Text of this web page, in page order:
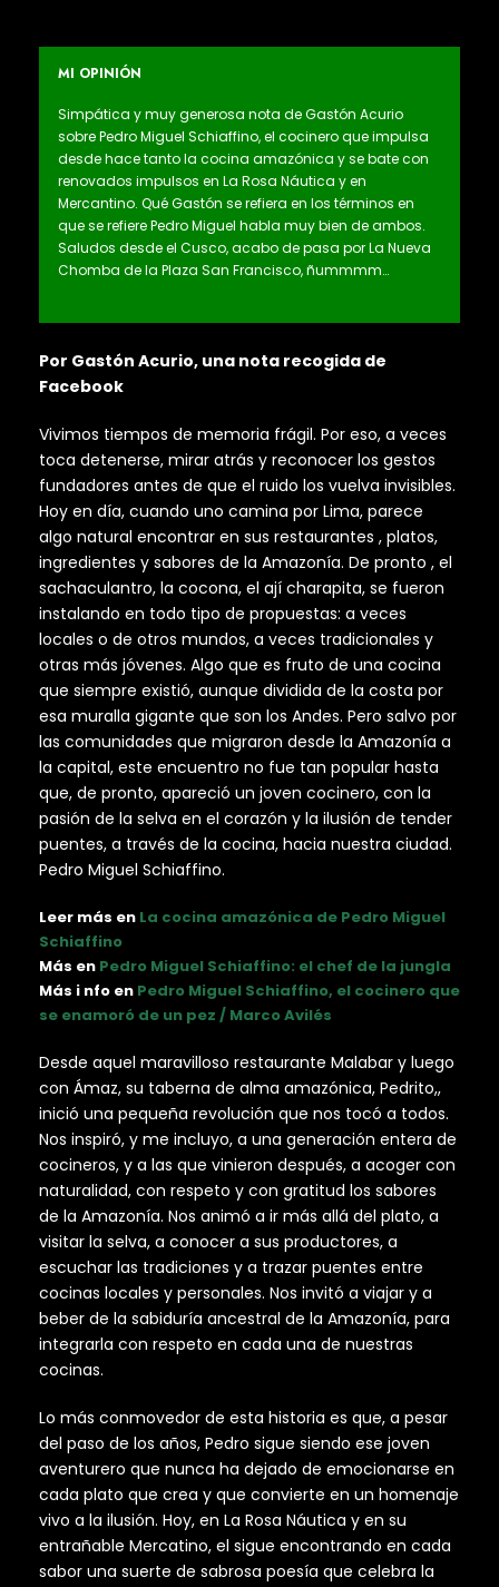
MI OPINIÓN
Simpática y muy generosa nota de Gastón Acurio
sobre Pedro Miguel Schiaffino, el cocinero que impulsa
desde hace tanto la cocina amazónica y se bate con
renovados impulsos en La Rosa Náutica y en
Mercantino. Qué Gastón se refiera en los términos en
que se refiere Pedro Miguel habla muy bien de ambos.
Saludos desde el Cusco, acabo de pasa por La Nueva
Chomba de la Plaza San Francisco, ñummmm…
Por Gastón Acurio, una nota recogida de
Facebook
Vivimos tiempos de memoria frágil. Por eso, a veces
toca detenerse, mirar atrás y reconocer los gestos
fundadores antes de que el ruido los vuelva invisibles.
Hoy en día, cuando uno camina por Lima, parece
algo natural encontrar en sus restaurantes , platos,
ingredientes y sabores de la Amazonía. De pronto , el
sachaculantro, la cocona, el ají charapita, se fueron
instalando en todo tipo de propuestas: a veces
locales o de otros mundos, a veces tradicionales y
otras más jóvenes. Algo que es fruto de una cocina
que siempre existió, aunque dividida de la costa por
esa muralla gigante que son los Andes. Pero salvo por
las comunidades que migraron desde la Amazonía a
la capital, este encuentro no fue tan popular hasta
que, de pronto, apareció un joven cocinero, con la
pasión de la selva en el corazón y la ilusión de tender
puentes, a través de la cocina, hacia nuestra ciudad.
Pedro Miguel Schiaffino.
Leer más en La cocina amazónica de Pedro Miguel
Schiaffino
Más en Pedro Miguel Schiaffino: el chef de la jungla
Más i nfo en Pedro Miguel Schiaffino, el cocinero que
se enamoró de un pez / Marco Avilés
Desde aquel maravilloso restaurante Malabar y luego
con Ámaz, su taberna de alma amazónica, Pedrito,,
inició una pequeña revolución que nos tocó a todos.
Nos inspiró, y me incluyo, a una generación entera de
cocineros, y a las que vinieron después, a acoger con
naturalidad, con respeto y con gratitud los sabores
de la Amazonía. Nos animó a ir más allá del plato, a
visitar la selva, a conocer a sus productores, a
escuchar las tradiciones y a trazar puentes entre
cocinas locales y personales. Nos invitó a viajar y a
beber de la sabiduría ancestral de la Amazonía, para
integrarla con respeto en cada una de nuestras
cocinas.
Lo más conmovedor de esta historia es que, a pesar
del paso de los años, Pedro sigue siendo ese joven
aventurero que nunca ha dejado de emocionarse en
cada plato que crea y que convierte en un homenaje
vivo a la ilusión. Hoy, en La Rosa Náutica y en su
entrañable Mercatino, el sigue encontrando en cada
sabor una suerte de sabrosa poesía que celebra la